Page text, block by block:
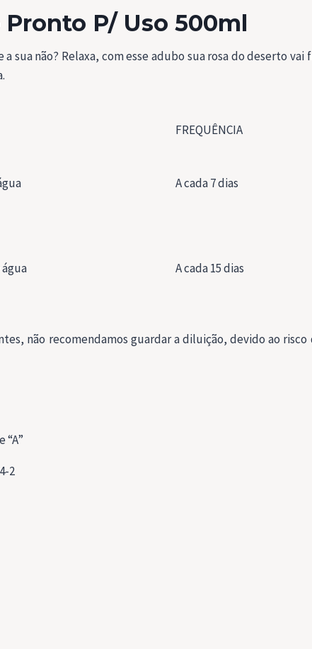
P/ Uso 500ml
sua não? Relaxa, com esse adubo sua rosa do deserto
FREQUÊNCIA
A cada 7 dias
A cada 15 dias
não recomendamos guardar a diluição, devido ao
2